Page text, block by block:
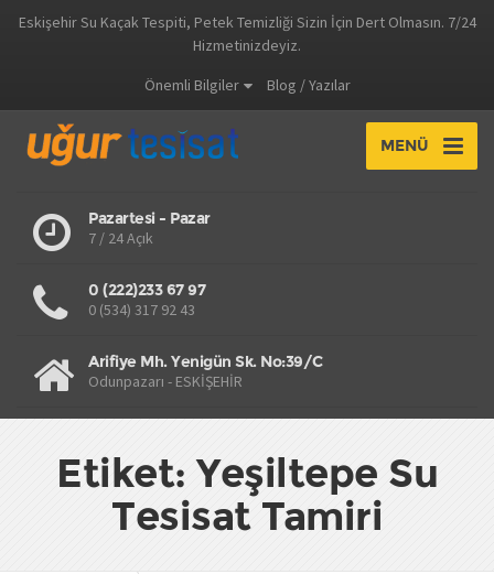
Eskişehir Su Kaçak Tespiti, Petek Temizliği Sizin İçin Dert Olmasın. 7/24
Hizmetinizdeyiz.
Önemli Bilgiler
Blog / Yazılar
MENÜ
Pazartesi - Pazar
7 / 24 Açık
0 (222)233 67 97
0 (534) 317 92 43
Arifiye Mh. Yenigün Sk. No:39/C
Odunpazarı - ESKİŞEHİR
Etiket: Yeşiltepe Su
Tesisat Tamiri